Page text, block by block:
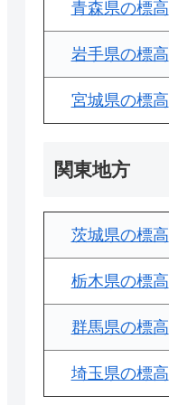
青森県の標高
岩手県の標高
宮城県の標高
関東地方
茨城県の標高
栃木県の標高
群馬県の標高
埼玉県の標高